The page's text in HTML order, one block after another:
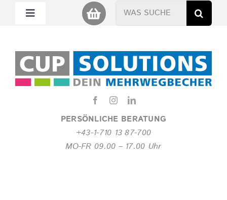
PERSÖNLICHE BERATUNG
+43-1-710 13 87-700
MO-FR 09.00 – 17.00 Uhr
Toggle
Miet Cup
Nachhaltigkeit
Suche
nach: